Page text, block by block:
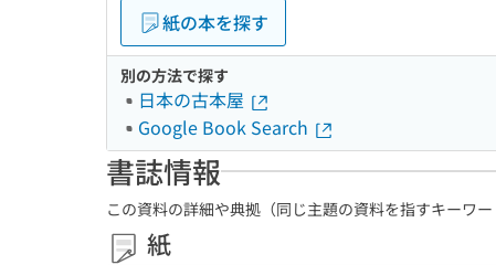
紙の本を探す
別の方法で探す
日本の古本屋
Google Book Search
書誌情報
この資料の詳細や典拠（同じ主題の資料を指すキーワ
紙